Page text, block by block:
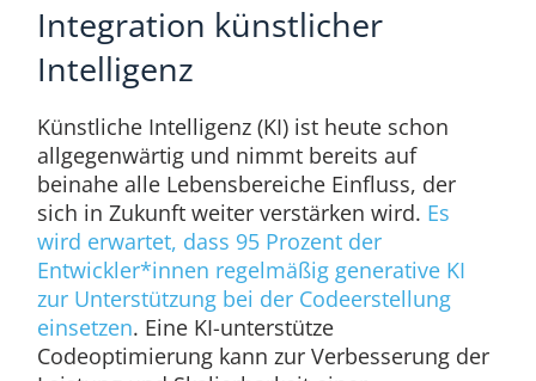
Integration künstlicher
Intelligenz
Künstliche Intelligenz (KI) ist heute schon
allgegenwärtig und nimmt bereits auf
beinahe alle Lebensbereiche Einfluss, der
sich in Zukunft weiter verstärken wird. Es
wird erwartet, dass 95 Prozent der
Entwickler*innen regelmäßig generative KI
zur Unterstützung bei der Codeerstellung
einsetzen. Eine KI-unterstütze
Codeoptimierung kann zur Verbesserung der